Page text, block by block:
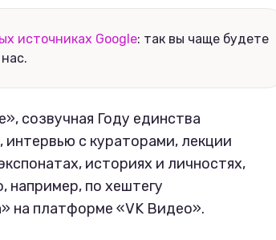
источниках Google: так вы чаще будете
созвучная Году единства
с кураторами, лекции
историях и личностях,
например, по хештегу
на платформе «VK Видео».